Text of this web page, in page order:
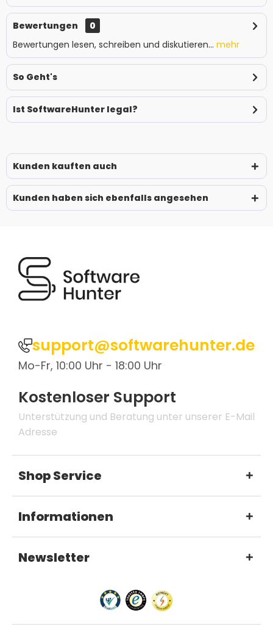
Bewertungen
0
Bewertungen lesen, schreiben und diskutieren... mehr
So Geht's
Ist SoftwareHunter legal?
Kunden kauften auch
Kunden haben sich ebenfalls angesehen
support@softwarehunter.de
Mo-Fr, 10:00 Uhr - 18:00 Uhr
Kostenloser Support
Unterstützung und Beratung unter unserer E-Mail
Adresse
Shop Service
Informationen
Newsletter